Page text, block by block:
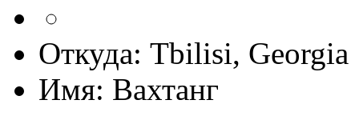
Откуда: Tbilisi, Georgia
Имя: Вахтанг